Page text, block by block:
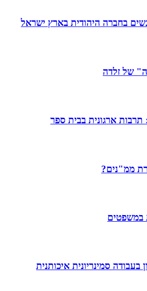
בחברה היהודית בארץ ישראל
של זלדה
ארגונית בבית ספר
ממ"נים?
במשפטים
בעבודה סמינריונית איכותנית